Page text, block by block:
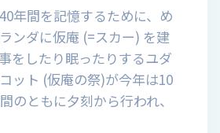
年間を記憶するために、め
ンダに仮庵 (=スカー) を建
をしたり眠ったりするユダ
ット (仮庵の祭)が今年は10
のともに夕刻から行われ、